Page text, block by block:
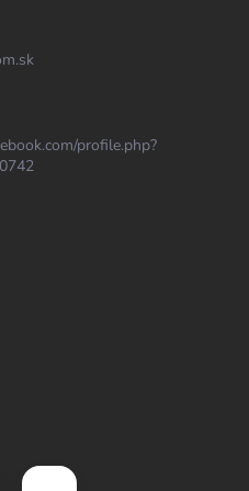
profile.php?